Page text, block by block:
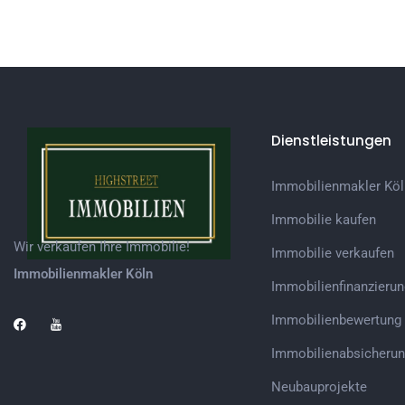
Wir verkaufen Ihre Immobilie!
Immobilienmakler Köln
Dienstleistungen
Immobilienmakler
Immobilie kaufen
Immobilie verkaufen
Immobilienbewertung
Neubauprojekte